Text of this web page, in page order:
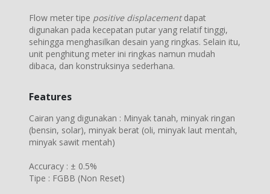
Flow meter tipe positive displacementdapat
digunakan pada kecepatan putar yang relatif tinggi,
sehingga menghasilkan desain yang ringkas. Selain itu,
unit penghitung meter ini ringkas namun mudah
dibaca, dan konstruksinya sederhana.
Features
Cairan yang digunakan : Minyak tanah, minyak ringan
(bensin, solar), minyak berat (oli, minyak laut mentah,
minyak sawit mentah)
Accuracy : ± 0.5%
Tipe : FGBB (Non Reset)